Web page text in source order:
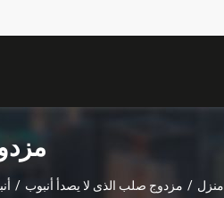
منزل / مزدوج صلب الذى لا يصدأ أنبوب /